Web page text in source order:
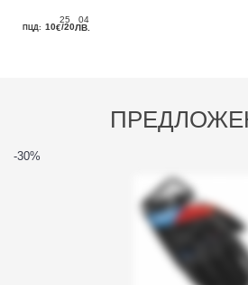
-30%
10
25
€/20
04
ЛВ.